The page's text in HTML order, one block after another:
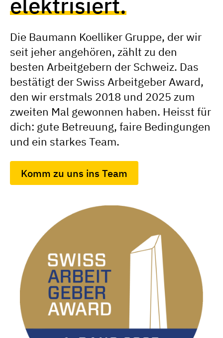
Die Baumann Koelliker Gruppe, der wir
seit jeher angehören, zählt zu den
besten Arbeitgebern der Schweiz. Das
bestätigt der Swiss Arbeitgeber Award,
den wir erstmals 2018 und 2025 zum
zweiten Mal gewonnen haben. Heisst für
dich: gute Betreuung, faire Bedingungen
und ein starkes Team.
Komm zu uns ins Team